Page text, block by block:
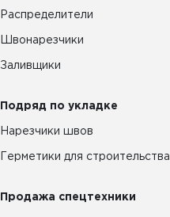
Распределители
Швонарезчики
Заливщики
Подряд по укладке
Нарезчики швов
Герметики для строительства
Продажа спецтехники